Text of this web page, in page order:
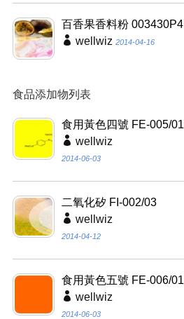
百香果香料粉 003430P4
wellwiz 2014-04-16
食品添加物列表
食用黃色四號 FE-005/01
wellwiz
2014-06-03
二氧化矽 FI-002/03
wellwiz
2014-04-12
食用黃色五號 FE-006/01
wellwiz
2014-06-03